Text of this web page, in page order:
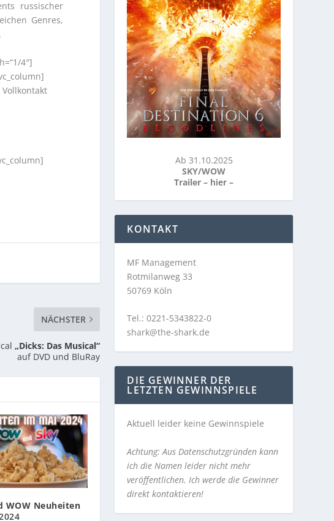
russischer
Genres,
4″]
Vollkontakt
NÄCHSTER
„Dicks: Das Musical“
auf DVD und BluRay
WOW Neuheiten
Ab 31.10.2025
SKY/WOW
Trailer – hier–
KONTAKT
MF Management
Rotmilanweg 33
50769 Köln
Tel.: 0221-5343822-0
shark@the-shark.de
DIE GEWINNER DER
LETZTEN GEWINNSPIELE
Aktuell leider keine Gewinnspiele
Achtung: Aus Datenschutzgründen kann
ich die Namen leider nicht mehr
veröffentlichen. Ich werde die Gewinner
direkt kontaktieren!